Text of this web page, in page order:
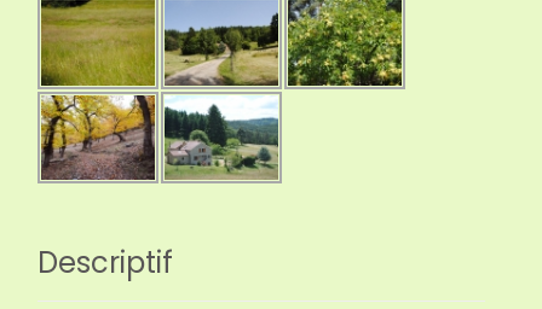
Descriptif